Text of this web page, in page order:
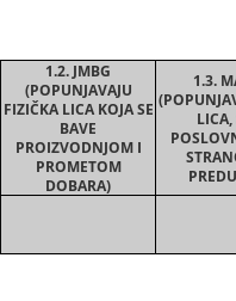
1.2. JMBG
(POPUNJAVAJU
FIZIČKA LICA KOJA SE
BAVE
PROIZVODNJOM I
PROMETOM
DOBARA)
1.3.
LICA,